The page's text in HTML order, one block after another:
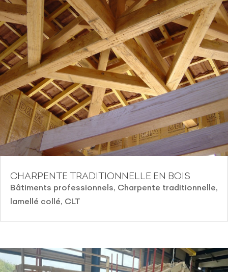
CHARPENTE TRADITIONNELLE EN BOIS
Bâtiments professionnels, Charpente traditionnelle,
lamellé collé, CLT